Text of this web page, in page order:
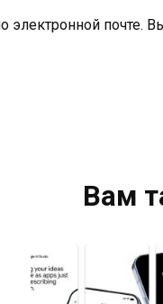
электронной почте.
Вам